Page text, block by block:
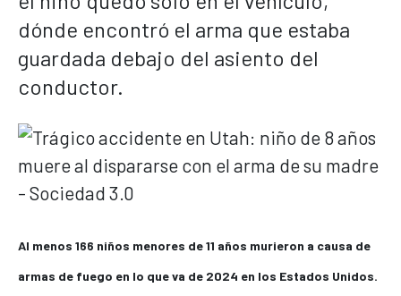
dónde encontró el arma que estaba
guardada debajo del asiento del
conductor.
Al menos 166 niños menores de 11 años murieron a causa de
armas de fuego en lo que va de 2024 en los Estados Unidos.